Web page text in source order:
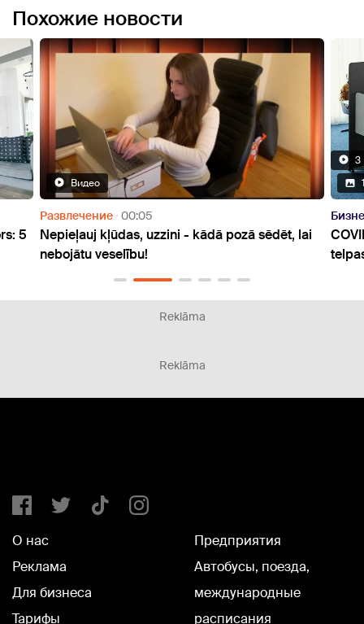
Похожие новости
lai
3 Видео
13 Фото
Бизнес 01:00
COVID-19 ietekme uz darba vidi un darba
telpas iekārtojumu
Reklāma
Reklāma
О нас
Реклама
Для бизнеса
Тарифы
Предприятия
Автобусы, поезда,
международные
расписания